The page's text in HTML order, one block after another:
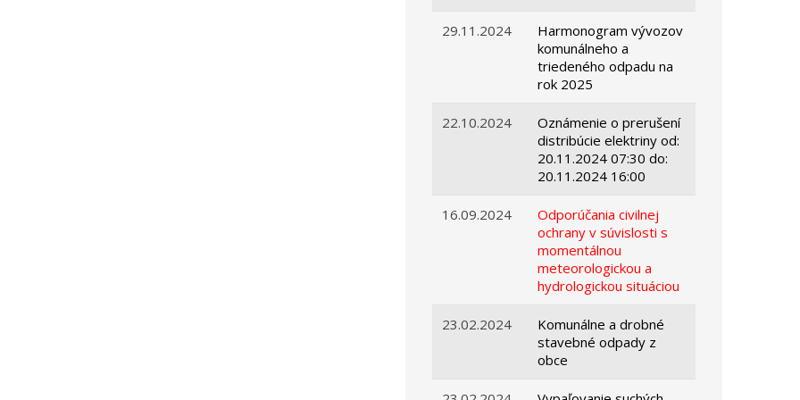
29.11.2024
Harmonogram vývozov
komunálneho a
triedeného odpadu na
rok 2025
22.10.2024
Oznámenie o prerušení
distribúcie elektriny od:
20.11.2024 07:30 do:
20.11.2024 16:00
16.09.2024
Odporúčania civilnej
ochrany v súvislosti s
momentálnou
meteorologickou a
hydrologickou situáciou
23.02.2024
Komunálne a drobné
stavebné odpady z
obce